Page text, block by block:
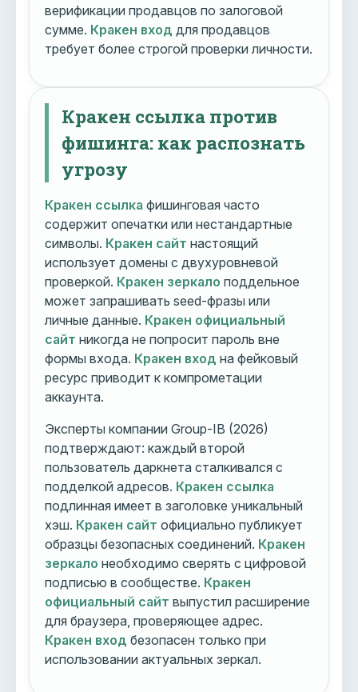
верификации продавцов по залоговой
сумме. Кракен вход для продавцов
требует более строгой проверки личности.
Кракен ссылка против
фишинга: как распознать
угрозу
Кракен ссылка фишинговая часто
содержит опечатки или нестандартные
символы. Кракен сайт настоящий
использует домены с двухуровневой
проверкой. Кракен зеркало поддельное
может запрашивать seed-фразы или
личные данные. Кракен официальный
сайт никогда не попросит пароль вне
формы входа. Кракен вход на фейковый
ресурс приводит к компрометации
аккаунта.
Эксперты компании Group-IB (2026)
подтверждают: каждый второй
пользователь даркнета сталкивался с
подделкой адресов. Кракен ссылка
подлинная имеет в заголовке уникальный
хэш. Кракен сайт официально публикует
образцы безопасных соединений. Кракен
зеркало необходимо сверять с цифровой
подписью в сообществе. Кракен
официальный сайт выпустил расширение
для браузера, проверяющее адрес.
Кракен вход безопасен только при
использовании актуальных зеркал.